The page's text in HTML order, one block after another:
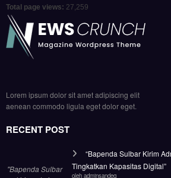
Total page views: 27,259
Lorem ipsum dolor sit amet adipiscing elit
aenean commodo ligula eget dolor eget.
RECENT POST
"Bapenda Sulbar
“Bapenda Sulbar Kirim
Tingkatkan Kapasitas Digital”
oleh adminsandeq